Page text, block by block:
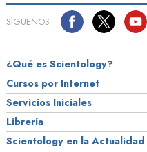
SÍGUENOS
¿Qué es Scientology?
Cursos por Internet
Servicios Iniciales
Librería
Scientology en la Actualidad